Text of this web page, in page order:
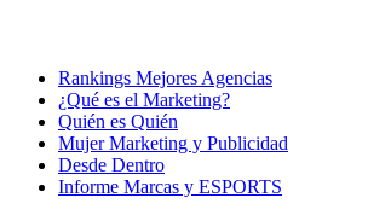
Rankings Mejores Agencias
¿Qué es el Marketing?
Quién es Quién
Mujer Marketing y Publicidad
Desde Dentro
Informe Marcas y ESPORTS